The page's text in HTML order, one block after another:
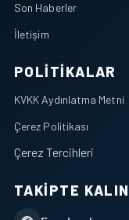
Son Haberler
İletişim
POLITIKALAR
KVKK Aydınlatma Metni
Çerez Politikası
Çerez Tercihleri
TAKIPTE KALIN